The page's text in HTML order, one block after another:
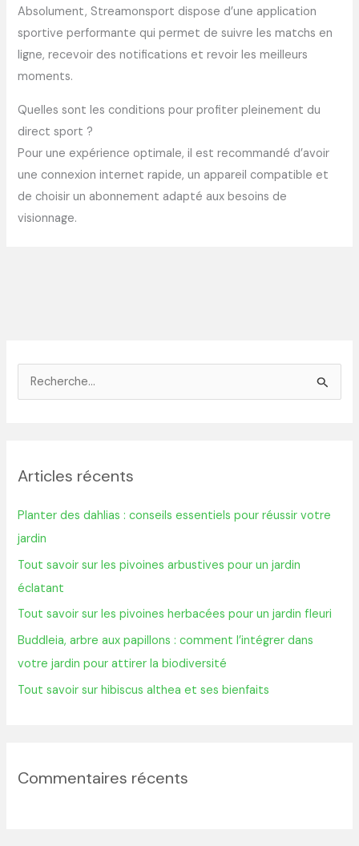
Absolument, Streamonsport dispose d’une application
sportive performante qui permet de suivre les matchs en
ligne, recevoir des notifications et revoir les meilleurs
moments.
Quelles sont les conditions pour profiter pleinement du
direct sport ?
Pour une expérience optimale, il est recommandé d’avoir
une connexion internet rapide, un appareil compatible et
de choisir un abonnement adapté aux besoins de
visionnage.
e
c
h
e
r
:
Articles récents
Planter des dahlias : conseils essentiels pour réussir votre
jardin
Tout savoir sur les pivoines arbustives pour un jardin
éclatant
Tout savoir sur les pivoines herbacées pour un jardin fleuri
Buddleia, arbre aux papillons : comment l’intégrer dans
votre jardin pour attirer la biodiversité
Tout savoir sur hibiscus althea et ses bienfaits
Commentaires récents